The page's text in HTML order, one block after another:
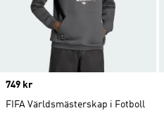
Price
749 kr
FIFA Världsmästerskap i Fotboll